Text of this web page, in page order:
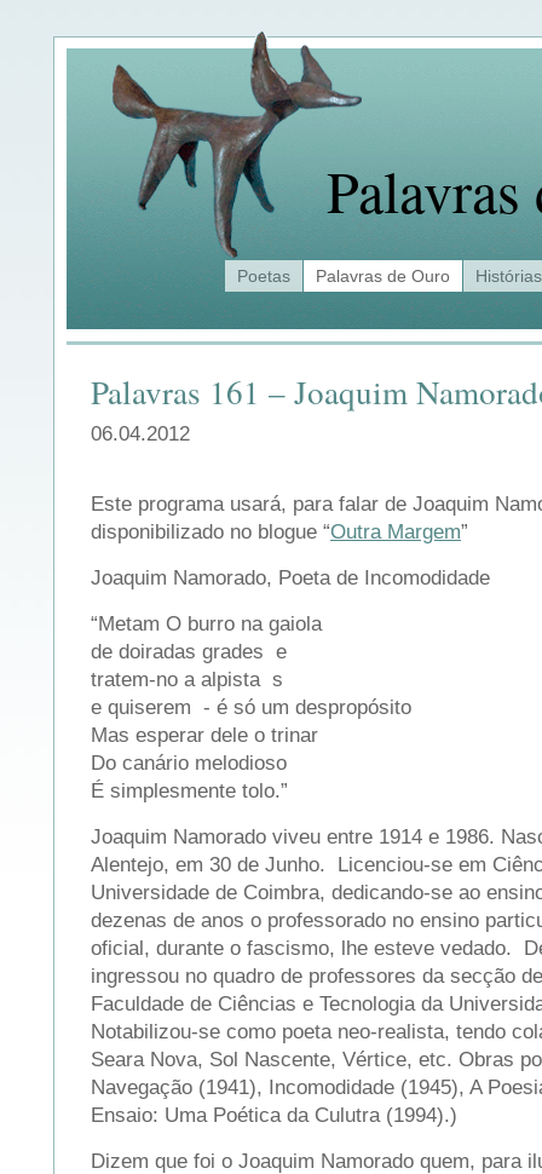
Poetas Palavras de Ouro Histórias
Palavras 161 – Joaquim
06.04.2012
Este programa usará, para falar de Joaquim
disponibilizado no blogue “Outra Margem”
Joaquim Namorado, Poeta de Incomodidade
“Metam O burro na gaiola
de doiradas grades e
tratem-no a alpista s
e quiserem - é só um despropósito
Mas esperar dele o trinar
Do canário melodioso
É simplesmente tolo.”
Joaquim Namorado viveu entre 1914 e 1986.
Alentejo, em 30 de Junho. Licenciou-se em
Universidade de Coimbra, dedicando-se ao
dezenas de anos o professorado no ensino
oficial, durante o fascismo, lhe esteve vedado.
ingressou no quadro de professores da secção
Faculdade de Ciências e Tecnologia da
Notabilizou-se como poeta neo-realista, tendo
Seara Nova, Sol Nascente, Vértice, etc. Obras
Navegação (1941), Incomodidade (1945), A
Ensaio: Uma Poética da Culutra (1994).)
Dizem que foi o Joaquim Namorado quem, para